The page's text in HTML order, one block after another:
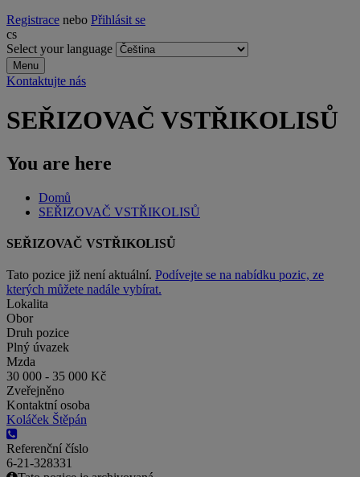
Registrace nebo Přihlásit se
cs
Select your language
Menu
Kontaktujte nás
SEŘIZOVAČ VSTŘIKOLISŮ
You are here
Domů
SEŘIZOVAČ VSTŘIKOLISŮ
SEŘIZOVAČ VSTŘIKOLISŮ
Tato pozice již není aktuální. Podívejte se na nabídku pozic, ze
kterých můžete nadále vybírat.
Lokalita
Obor
Druh pozice
Plný úvazek
Mzda
30 000 - 35 000 Kč
Zveřejněno
Kontaktní osoba
Koláček Štěpán
Referenční číslo
6-21-328331